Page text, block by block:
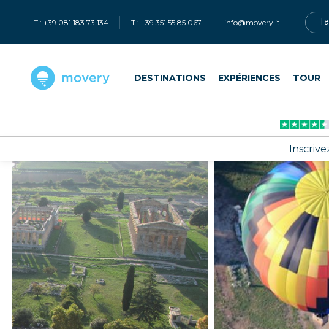
T : +39 081 183 73 134 T : +39 351 55 85 067 info@movery.it
DESTINATIONS EXPÉRIENCES TOUR